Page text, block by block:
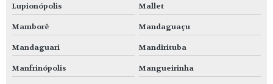
Lupionópolis Mallet
Mamborê Mandaguaçu
Mandaguari Mandirituba
Manfrinópolis Mangueirinha